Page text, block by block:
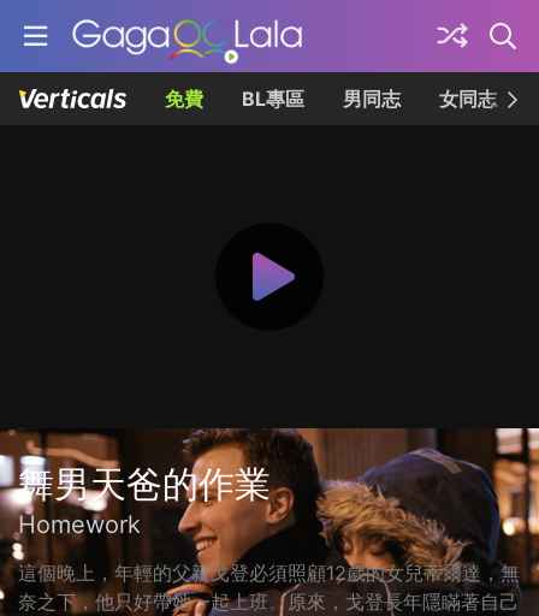
免費 BL專區 男同志 女同志
舞男天爸的作業
Homework
這個晚上，年輕的父親戈登必須照顧12歲的女兒蒂爾達，無
奈之下，他只好帶她一起上班。原來，戈登長年隱瞞著自己